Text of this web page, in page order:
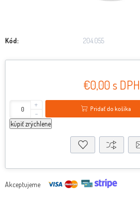
Kód: 204.055
€0,00 s DPH
+
-
Pridať do košíka
kúpiť zrýchlene
Akceptujeme